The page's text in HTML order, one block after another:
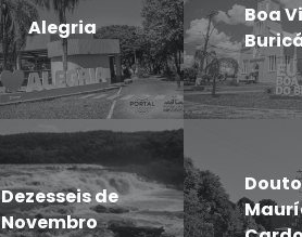
Alegria
Boa
Dezesseis de
Novembro